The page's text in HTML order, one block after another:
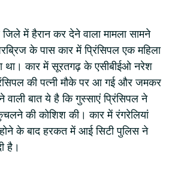
में हैरान कर देने वाला मामला सामने
के पास कार में प्रिंसिपल एक महिला
था। कार में सूरतगढ़ के एसीबीईओ नरेश
की पत्नी मौके पर आ गई और जमकर
बात ये है कि गुस्साएं प्रिंसिपल ने
की कोशिश की। कार में रंगरेलियां
होने के बाद हरकत में आई सिटी पुलिस ने
है।